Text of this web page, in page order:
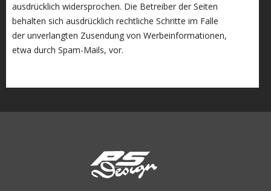
ausdrücklich widersprochen. Die Betreiber der Seiten
behalten sich ausdrücklich rechtliche Schritte im Falle
der unverlangten Zusendung von Werbeinformationen,
etwa durch Spam-Mails, vor.